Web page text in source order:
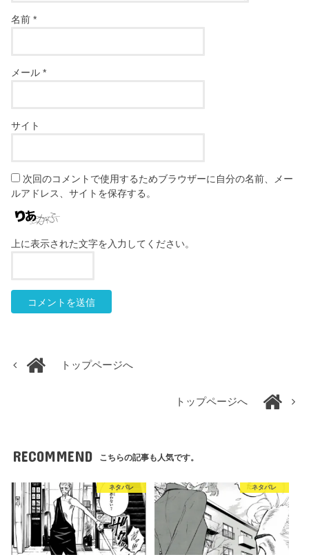
名前*
メール*
サイト
次回のコメントで使用するためブラウザーに自分の名前、メー
ルアドレス、サイトを保存する。
上に表示された文字を入力してください。
トップページへ
トップページへ
RECOMMEND こちらの記事も人気です。
ネタバレ ネタバレ